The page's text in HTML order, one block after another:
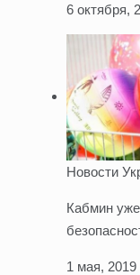
6 октября,
Новости
Кабмин
1 мая, 2019